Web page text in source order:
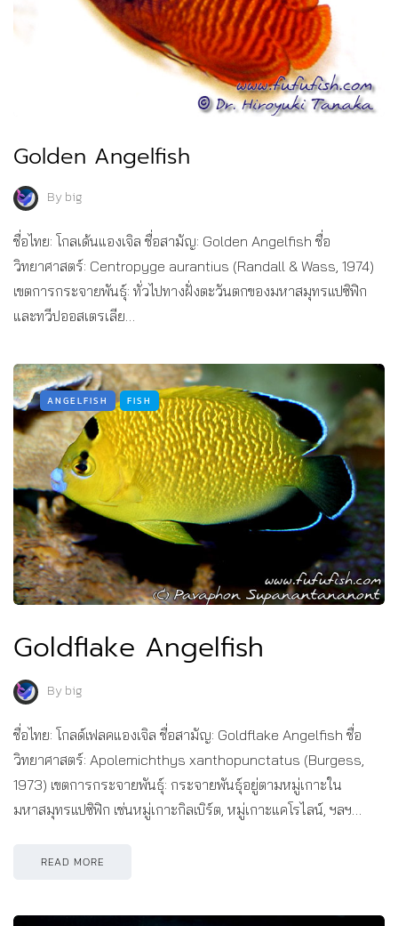
Golden Angelfish
Bybig
ชื่อไทย: โกลเด้นแองเจิล ชื่อสามัญ: Golden Angelfish ชื่อ
วิทยาศาสตร์: Centropyge aurantius (Randall & Wass, 1974)
เขตการกระจายพันธุ์: ทั่วไปทางฝั่งตะวันตกของมหาสมุทรแปซิฟิก
และทวีปออสเตรเลีย…
ANGELFISH FISH
Goldflake Angelfish
Bybig
ชื่อไทย: โกลด์เฟลคแองเจิล ชื่อสามัญ: Goldflake Angelfish ชื่อ
วิทยาศาสตร์: Apolemichthys xanthopunctatus (Burgess,
1973) เขตการกระจายพันธุ์: กระจายพันธุ์อยู่ตามหมู่เกาะใน
มหาสมุทรแปซิฟิก เช่นหมู่เกาะกิลเบิร์ต, หมู่เกาะแคโรไลน์, ฯลฯ…
READ MORE